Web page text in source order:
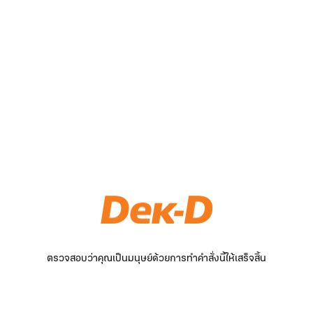
ตรวจสอบว่าคุณเป็นมนุษย์ด้วยการทำคำสั่งนี้ให้เสร็จสิ้น